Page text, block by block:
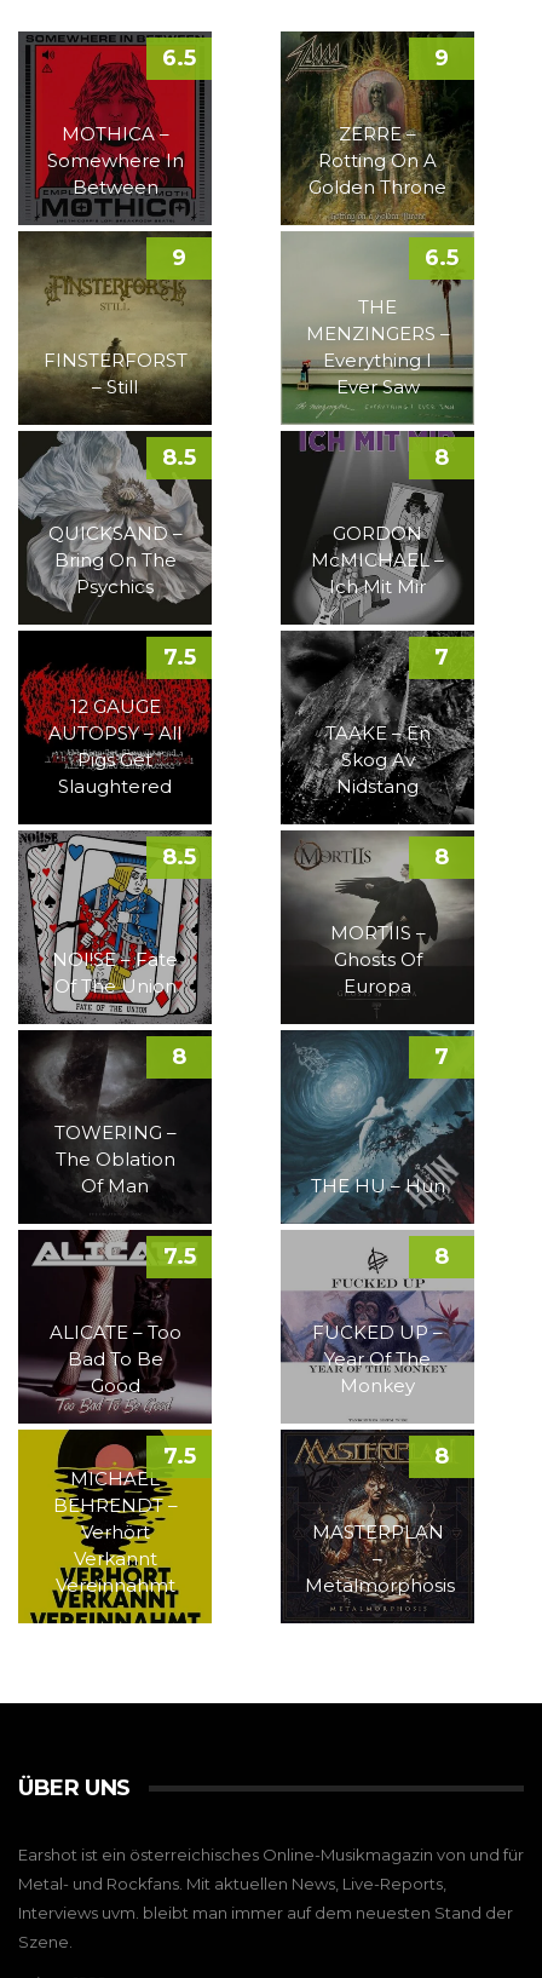
MOTHICA –
Somewhere In
Between
6.5
ZERRE –
Rotting On A
Golden Throne
9
FINSTERFORST
– Still
9
THE
MENZINGERS –
Everything I
Ever Saw
6.5
QUICKSAND –
Bring On The
Psychics
8.5
GORDON
McMICHAEL –
Ich Mit Mir
8
12 GAUGE
AUTOPSY – All
Pigs Get
Slaughtered
7.5
TAAKE – En
Skog Av
Nidstang
7
NOI!SE – Fate
Of The Union
8.5
MORTIIS –
Ghosts Of
Europa
8
TOWERING –
The Oblation
Of Man
8
THE HU – Hun
7
ALICATE – Too
Bad To Be
Good
7.5
FUCKED UP –
Year Of The
Monkey
8
MICHAEL
BEHRENDT –
Verhört
Verkannt
Vereinnahmt
7.5
MASTERPLAN
–
Metalmorphosis
8
ÜBER UNS
Earshot ist ein österreichisches Online-Musikmagazin von und für
Metal- und Rockfans. Mit aktuellen News, Live-Reports,
Interviews uvm. bleibt man immer auf dem neuesten Stand der
Szene.